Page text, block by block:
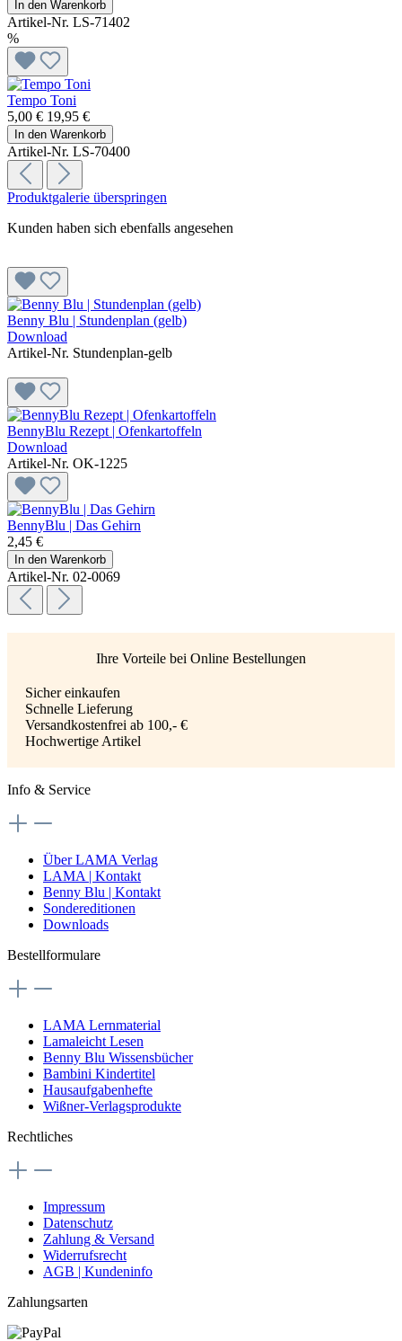
In den Warenkorb
Artikel-Nr. LS-71402
%
Tempo Toni
5,00 € 19,95 €
In den Warenkorb
Artikel-Nr. LS-70400
Produktgalerie überspringen
Kunden haben sich ebenfalls angesehen
Benny Blu | Stundenplan (gelb)
Download
Artikel-Nr. Stundenplan-gelb
BennyBlu Rezept | Ofenkartoffeln
Download
Artikel-Nr. OK-1225
BennyBlu | Das Gehirn
2,45 €
In den Warenkorb
Artikel-Nr. 02-0069
Ihre Vorteile bei Online Bestellungen
Sicher einkaufen
Schnelle Lieferung
Versandkostenfrei ab 100,- €
Hochwertige Artikel
Info & Service
Über LAMA Verlag
LAMA | Kontakt
Benny Blu | Kontakt
Sondereditionen
Downloads
Bestellformulare
LAMA Lernmaterial
Lamaleicht Lesen
Benny Blu Wissensbücher
Bambini Kindertitel
Hausaufgabenhefte
Wißner-Verlagsprodukte
Rechtliches
Impressum
Datenschutz
Zahlung & Versand
Widerrufsrecht
AGB | Kundeninfo
Zahlungsarten